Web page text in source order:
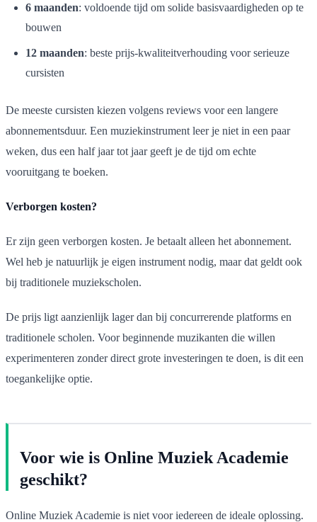
6 maanden: voldoende tijd om solide basisvaardigheden op te
bouwen
12 maanden: beste prijs-kwaliteitverhouding voor serieuze
cursisten
De meeste cursisten kiezen volgens reviews voor een langere
abonnementsduur. Een muziekinstrument leer je niet in een paar
weken, dus een half jaar tot jaar geeft je de tijd om echte
vooruitgang te boeken.
Verborgen kosten?
Er zijn geen verborgen kosten. Je betaalt alleen het abonnement.
Wel heb je natuurlijk je eigen instrument nodig, maar dat geldt ook
bij traditionele muziekscholen.
De prijs ligt aanzienlijk lager dan bij concurrerende platforms en
traditionele scholen. Voor beginnende muzikanten die willen
experimenteren zonder direct grote investeringen te doen, is dit een
toegankelijke optie.
Voor wie is Online Muziek Academie
geschikt?
Online Muziek Academie is niet voor iedereen de ideale oplossing.